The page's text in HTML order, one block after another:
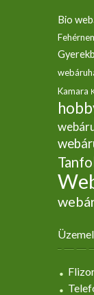
Bio
Kamara